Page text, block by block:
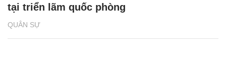
QUÂN SỰ
tại triển lãm quốc phòng